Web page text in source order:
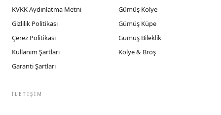
KVKK Aydınlatma Metni
Gizlilik Politikası
Çerez Politikası
Kullanım Şartları
Garanti Şartları
Gümüş Kolye
Gümüş Küpe
Gümüş Bileklik
Kolye & Broş
İLETIŞIM